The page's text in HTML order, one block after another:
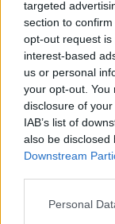
targeted
section to
opt-out request
interest-based
us or personal
your opt-out. You
disclosure of
IAB’s list of
also be disclosed
Downstream
Please note that
Personal
az is pénzt visz
visszamenni
németbe
Ja hogy akkor
Először
kemény dolog,
leépüléssel és
többségének
minden
súlyos asztma,
az már sok.